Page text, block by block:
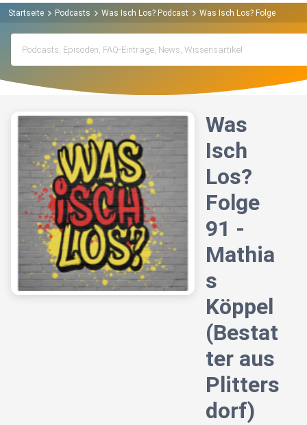
Startseite Podcasts Was Isch Los? Podcast Was Isch Los? Folge 91 -
Was
Isch
Los?
Folge
91 -
Mathia
s
Köppel
(Bestat
ter aus
Plitters
dorf)